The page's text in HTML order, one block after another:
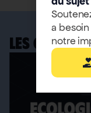
LES OUTILS
a
notre